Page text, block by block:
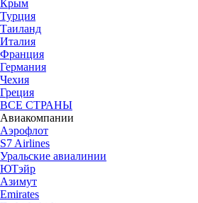
Крым
Турция
Таиланд
Италия
Франция
Германия
Чехия
Греция
ВСЕ СТРАНЫ
Авиакомпании
Аэрофлот
S7 Airlines
Уральские авиалинии
ЮТэйр
Азимут
Emirates